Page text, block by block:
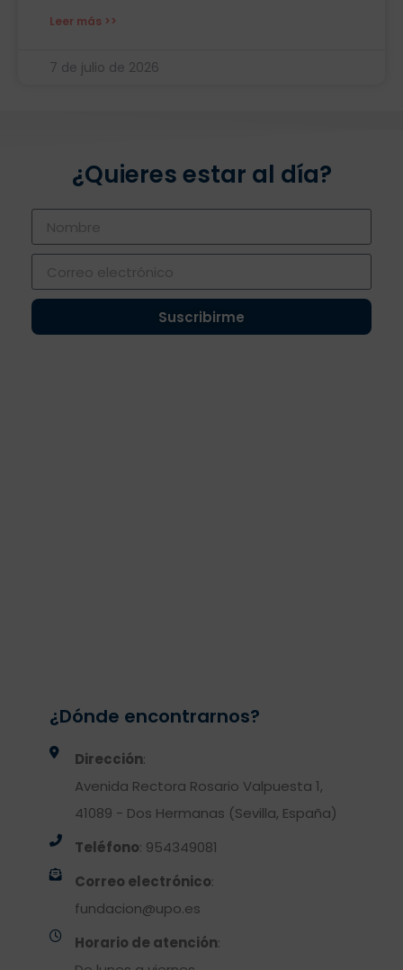
Leer más >>
7 de julio de 2026
¿Quieres estar al día?
Suscribirme
¿Dónde encontrarnos?
Dirección:
Avenida Rectora Rosario Valpuesta 1,
41089 - Dos Hermanas (Sevilla, España)
Teléfono: 954349081
Correo electrónico:
fundacion@upo.es
Horario de atención: